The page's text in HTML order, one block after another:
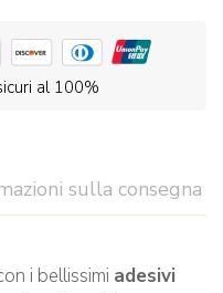
al 100%
sulla consegna
i bellissimi adesivi